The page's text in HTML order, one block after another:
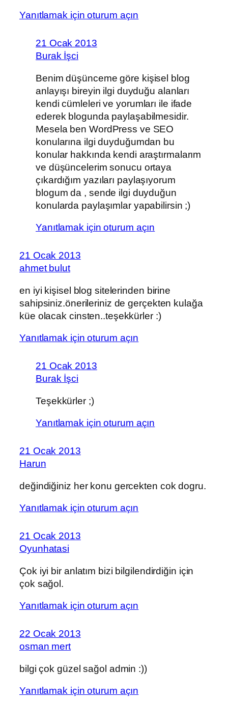
Yanıtlamak için oturum açın
21 Ocak 2013
Burak İşci
Benim düşünceme göre kişisel blog
anlayışı bireyin ilgi duyduğu alanları
kendi cümleleri ve yorumları ile ifade
ederek blogunda paylaşabilmesidir.
Mesela ben WordPress ve SEO
konularına ilgi duyduğumdan bu
konular hakkında kendi araştırmalarım
ve düşüncelerim sonucu ortaya
çıkardığım yazıları paylaşıyorum
blogum da , sende ilgi duyduğun
konularda paylaşımlar yapabilirsin ;)
Yanıtlamak için oturum açın
21 Ocak 2013
ahmet bulut
en iyi kişisel blog sitelerinden birine
sahipsiniz.önerileriniz de gerçekten kulağa
küe olacak cinsten..teşekkürler :)
Yanıtlamak için oturum açın
21 Ocak 2013
Burak İşci
Teşekkürler ;)
Yanıtlamak için oturum açın
21 Ocak 2013
Harun
değindiğiniz her konu gercekten cok dogru.
Yanıtlamak için oturum açın
21 Ocak 2013
Oyunhatasi
Çok iyi bir anlatım bizi bilgilendirdiğin için
çok sağol.
Yanıtlamak için oturum açın
22 Ocak 2013
osman mert
bilgi çok güzel sağol admin :))
Yanıtlamak için oturum açın